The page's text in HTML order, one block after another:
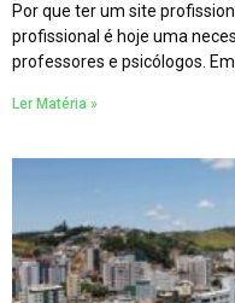
Por que ter um site
profissional é hoje uma
professores e psicólogos.
Ler Matéria »